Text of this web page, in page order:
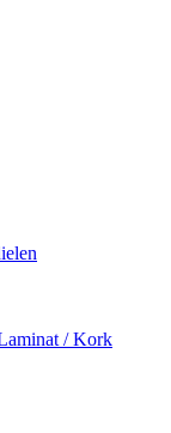
/ Kork